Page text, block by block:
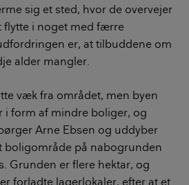
sig et sted, hvor de overvejer
flytte i noget med færre
er, at tilbuddene om
alder mangler.
væk fra området, men byen
i form af mindre boliger, og
Arne Ebsen og uddyber
boligområde på nabogrunden
Grunden er flere hektar, og
forladte lagerlokaler, efter at et